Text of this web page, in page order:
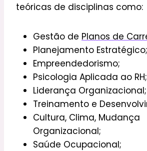
teóricas de disciplinas como:
Gestão de Planos de
Planejamento Estratégico;
Empreendedorismo;
Psicologia Aplicada ao RH;
Liderança Organizacional;
Treinamento e
Cultura, Clima, Mudança
Organizacional;
Saúde Ocupacional;